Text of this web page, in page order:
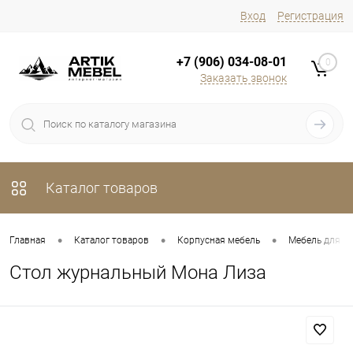
Вход Регистрация
+7 (906) 034-08-01
Заказать звонок
0
Каталог товаров
Главная • Каталог товаров • Корпусная мебель • Мебель для
Стол журнальный Мона Лиза